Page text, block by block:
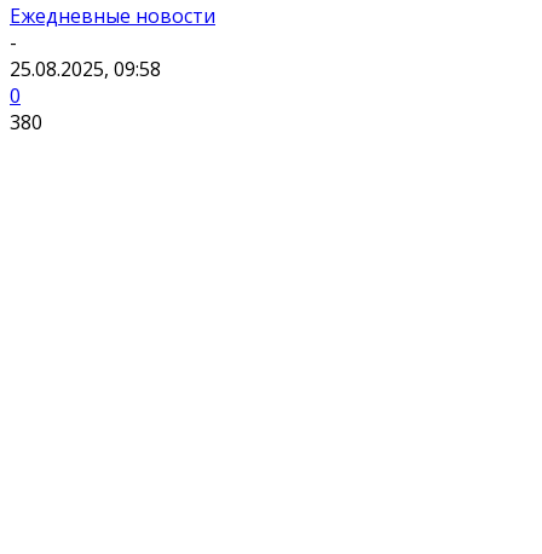
Ежедневные новости
-
25.08.2025, 09:58
0
380